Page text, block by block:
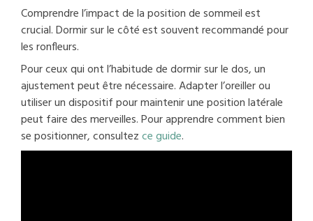
Comprendre l’impact de la position de sommeil est
crucial. Dormir sur le côté est souvent recommandé pour
les ronfleurs.
Pour ceux qui ont l’habitude de dormir sur le dos, un
ajustement peut être nécessaire. Adapter l’oreiller ou
utiliser un dispositif pour maintenir une position latérale
peut faire des merveilles. Pour apprendre comment bien
se positionner, consultezce guide.